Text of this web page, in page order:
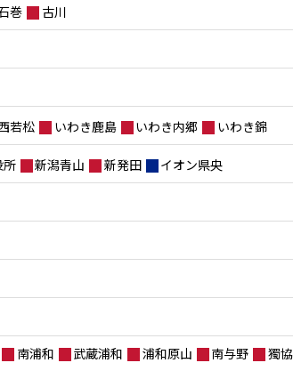
巻 古川
若松 いわき鹿島 いわき内郷 いわき錦
所 新潟青山 新発田 イオン県央
南浦和 武蔵浦和 浦和原山 南与野 獨